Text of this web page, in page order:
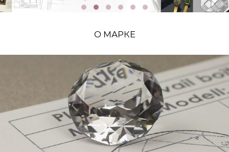
О МАРКЕ